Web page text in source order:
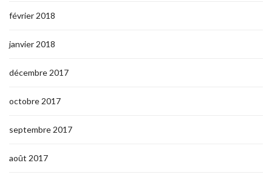
février 2018
janvier 2018
décembre 2017
octobre 2017
septembre 2017
août 2017